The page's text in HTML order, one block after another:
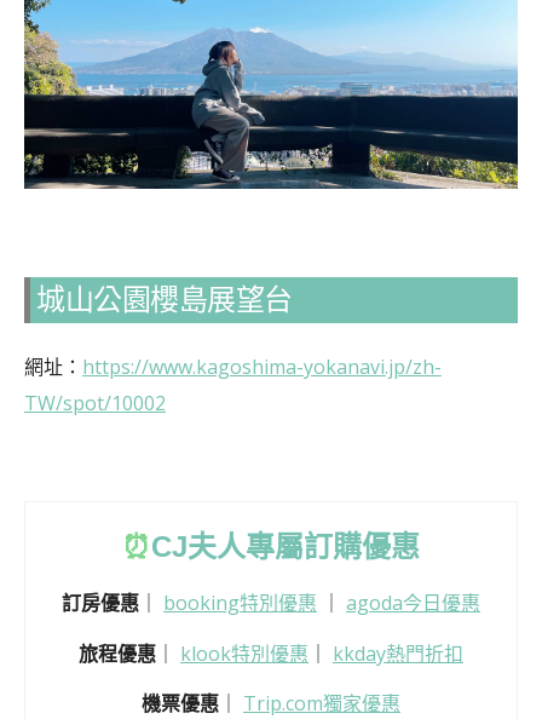
城山公園櫻島展望台
網址： https://www.kagoshima-yokanavi.jp/zh-
TW/spot/10002
⏰CJ夫人專屬訂購優惠
訂房優惠 booking特別優惠
agoda今日優惠
旅程優惠 ｜ klook特別優惠 ｜ kkday熱門折扣
機票優惠
Trip.com獨家優惠